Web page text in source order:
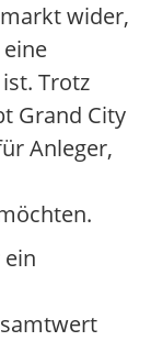
wider,
Trotz
Grand City
Anleger,